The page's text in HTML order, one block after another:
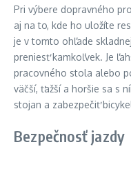
Pri výbere dopravného
aj na to, kde ho uložíte
je v tomto ohľade
preniesť kamkoľvek. Je
pracovného stola alebo
väčší, ťažší a horšie sa s
stojan a zabezpečiť
Bezpečnosť jazdy